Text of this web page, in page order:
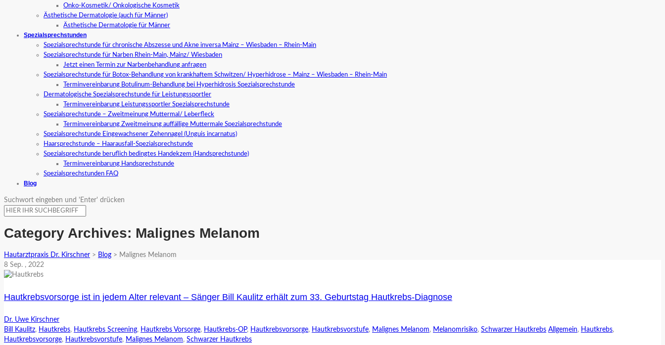
Onko-Kosmetik/ Onkologische Kosmetik
Ästhetische Dermatologie (auch für Männer)
Ästhetische Dermatologie für Männer
Spezialsprechstunden
Spezialsprechstunde für chronische Abszesse und Akne inversa Mainz – Wiesbaden – Rhein-Main
Spezialsprechstunde für Narben Rhein-Main, Mainz/ Wiesbaden
Jetzt einen Termin zur Narbenbehandlung anfragen
Spezialsprechstunde für Botox-Behandlung von krankhaftem Schwitzen/ Hyperhidrose – Mainz – Wiesbaden – Rhein-Main
Terminvereinbarung Botulinum-Behandlung bei Hyperhidrosis Spezialsprechstunde
Dermatologische Spezialsprechstunde für Leistungssportler
Terminvereinbarung Leistungssportler Spezialsprechstunde
Spezialsprechstunde – Zweitmeinung Muttermal/ Leberfleck
Terminvereinbarung Zweitmeinung auffällige Muttermale Spezialsprechstunde
Spezialsprechstunde Eingewachsener Zehennagel (Unguis incarnatus)
Haarsprechstunde – Haarausfall-Spezialsprechstunde
Spezialsprechstunde beruflich bedingtes Handekzem (Handsprechstunde)
Terminvereinbarung Handsprechstunde
Spezialsprechstunden FAQ
Blog
Suchwort eingeben und 'Enter' drücken
Category Archives: Malignes Melanom
Hautarztpraxis Dr. Kirschner > Blog > Malignes Melanom
8 Sep. , 2022
Hautkrebsvorsorge ist in jedem Alter relevant – Sänger Bill Kaulitz erhält zum 33. Geburtstag Hautkrebs-Diagnose
Dr. Uwe Kirschner
Bill Kaulitz, Hautkrebs, Hautkrebs Screening, Hautkrebs Vorsorge, Hautkrebs-OP, Hautkrebsvorsorge, Hautkrebsvorstufe, Malignes Melanom, Melanomrisiko, Schwarzer Hautkrebs Allgemein, Hautkrebs,
Hautkrebsvorsorge, Hautkrebsvorstufe, Malignes Melanom, Schwarzer Hautkrebs